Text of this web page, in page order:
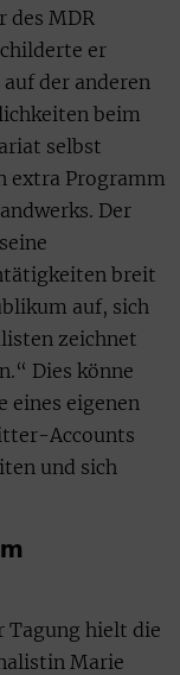
des MDR
er
der anderen
beim
selbst
extra Programm
Der
breit
auf, sich
zeichnet
Dies könne
eines eigenen
Accounts
und sich
Tagung hielt die
Marie